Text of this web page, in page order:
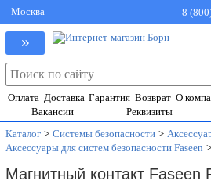
Москва 8
»
Оплата Доставка Гарантия Возврат О
Вакансии
Реквизиты
Каталог > Системы безопасности >
Аксессуары для систем безопасности Faseen >
Магнитный контакт Faseen